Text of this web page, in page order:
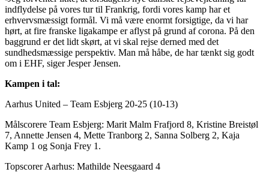
indflydelse på vores tur til Frankrig, fordi vores kamp har et
erhvervsmæssigt formål. Vi må være enormt forsigtige, da vi har
hørt, at fire franske ligakampe er aflyst på grund af corona. På den
baggrund er det lidt skørt, at vi skal rejse derned med det
sundhedsmæssige perspektiv. Man må håbe, de har tænkt sig godt
om i EHF, siger Jesper Jensen.
Kampen i tal:
Aarhus United – Team Esbjerg 20-25 (10-13)
Målscorere Team Esbjerg: Marit Malm Frafjord 8, Kristine Breistøl
7, Annette Jensen 4, Mette Tranborg 2, Sanna Solberg 2, Kaja
Kamp 1 og Sonja Frey 1.
Topscorer Aarhus: Mathilde Neesgaard 4